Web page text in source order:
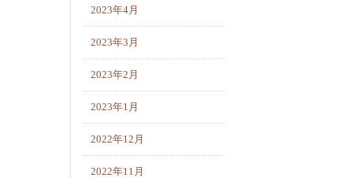
2023年4月
2023年3月
2023年2月
2023年1月
2022年12月
2022年11月